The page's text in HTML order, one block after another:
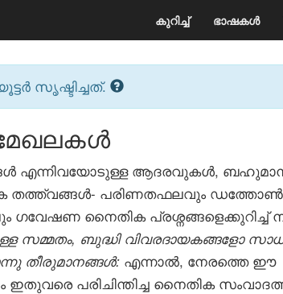
കുറിച്ച് ഭാഷകൾ
സൃഷ്ടിച്ചത്.
എന്നിവയോടുള്ള ആദരവുകൾ,
തത്ത്വങ്ങൾ- പരിണതഫലവും
ഗവേഷണ നൈതിക പ്രശ്നങ്ങളെക്കുറിച്ച്
സമ്മതം, ബുദ്ധി വിവരദായകങ്ങളോ
തീരുമാനങ്ങൾ: എന്നാൽ, നേരത്തെ ഈ
ഇതുവരെ പരിചിന്തിച്ച നൈതിക